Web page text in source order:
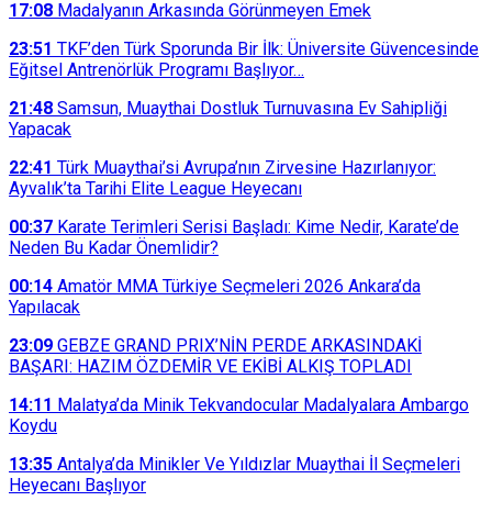
17:08 Madalyanın Arkasında Görünmeyen Emek
23:51 TKF’den Türk Sporunda Bir İlk: Üniversite Güvencesinde
Eğitsel Antrenörlük Programı Başlıyor…
21:48 Samsun, Muaythai Dostluk Turnuvasına Ev Sahipliği
Yapacak
22:41 Türk Muaythai’si Avrupa’nın Zirvesine Hazırlanıyor:
Ayvalık’ta Tarihi Elite League Heyecanı
00:37 Karate Terimleri Serisi Başladı: Kime Nedir, Karate’de
Neden Bu Kadar Önemlidir?
00:14 Amatör MMA Türkiye Seçmeleri 2026 Ankara’da
Yapılacak
23:09 GEBZE GRAND PRIX’NİN PERDE ARKASINDAKİ
BAŞARI: HAZIM ÖZDEMİR VE EKİBİ ALKIŞ TOPLADI
14:11 Malatya’da Minik Tekvandocular Madalyalara Ambargo
Koydu
13:35 Antalya’da Minikler Ve Yıldızlar Muaythai İl Seçmeleri
Heyecanı Başlıyor